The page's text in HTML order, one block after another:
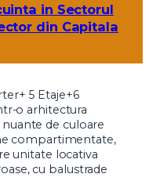
in Sectorul
din Capitala
5 Etaje+6
o arhitectura
de culoare
compartimentate,
unitate locativa
cu balustrade